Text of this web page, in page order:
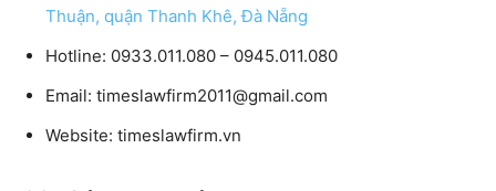
Thuận, quận Thanh Khê, Đà Nẵng
Hotline: 0933.011.080 – 0945.011.080
Email: timeslawfirm2011@gmail.com
Website: timeslawfirm.vn